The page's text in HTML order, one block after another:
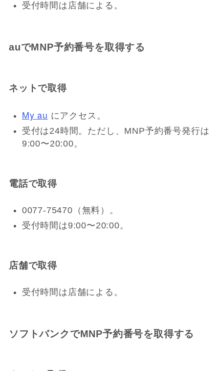
受付時間は店舗による。
auでMNP予約番号を取得する
ネットで取得
My au にアクセス。
受付は24時間。ただし、MNP予約番号発行は
9:00〜20:00。
電話で取得
0077-75470（無料）。
受付時間は9:00〜20:00。
店舗で取得
受付時間は店舗による。
ソフトバンクでMNP予約番号を取得する